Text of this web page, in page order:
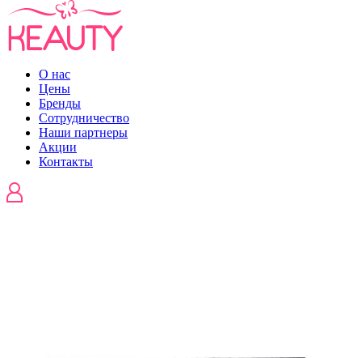
О нас
Цены
Бренды
Сотрудничество
Наши партнеры
Акции
Контакты